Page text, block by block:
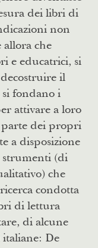
dei libri di
non
allora che
e educatrici, si
il
si fondano i
attivare a loro
dei propri
a disposizione
(di
che
condotta
di lettura
di alcune
De